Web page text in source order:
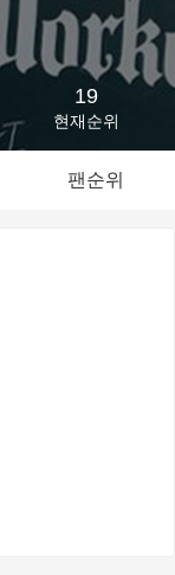
19
현재순위
팬순위